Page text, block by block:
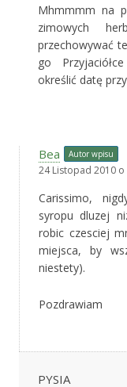
Mhmmmm na
zimowych
przechowywać
go
określić datę
Bea Autor wpisu
24 Listopad 2010 o
Carissimo,
syropu dluzej
robic czesciej
miejsca, by
niestety).
Pozdrawiam
PYSIA